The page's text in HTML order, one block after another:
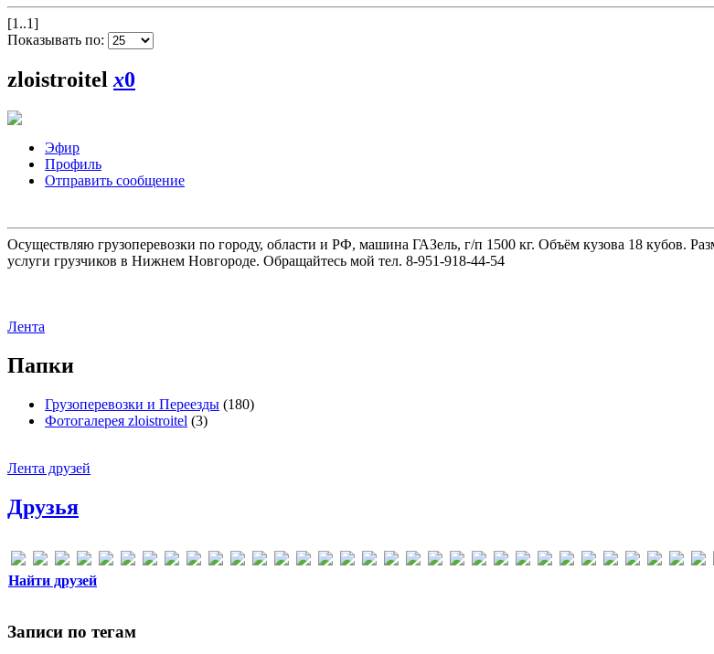
[1..1]
Показывать по:
zloistroitel x0
Эфир
Профиль
Отправить сообщение
Осуществляю грузоперевозки по городу, области и РФ, машина ГАЗель, г/п 1500 кг. Объём кузова 18 кубов.
услуги грузчиков в Нижнем Новгороде. Обращайтесь мой тел. 8-951-918-44-54
Лента
Папки
Грузоперевозки и Переезды (180)
Фотогалерея zloistroitel (3)
Лента друзей
Друзья
Найти друзей
Записи по тегам